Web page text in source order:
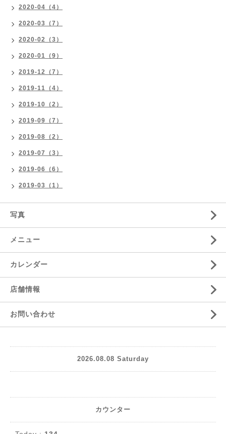
2020-04（4）
2020-03（7）
2020-02（3）
2020-01（9）
2019-12（7）
2019-11（4）
2019-10（2）
2019-09（7）
2019-08（2）
2019-07（3）
2019-06（6）
2019-03（1）
写真
メニュー
カレンダー
店舗情報
お問い合わせ
2026.08.08 Saturday
カウンター